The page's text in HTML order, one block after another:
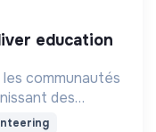
communautés
des
en soutenant les